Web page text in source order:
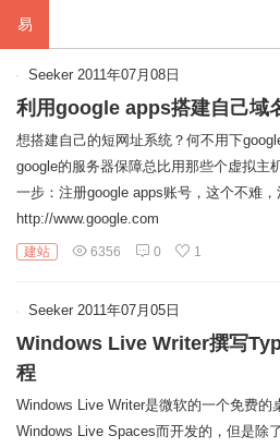
易
首
生
网
软
编
Seeker 2011年07月08日
利用google apps搭建自己域
想搭建自己的短网址系统？何不用下
google的服务器保障总比用那些个虚拟主
一步：注册google apps账号，这个不难，
http://www.google.com
建站 6356 0 1
Seeker 2011年07月05日
Windows Live Writer撰写
程
Windows Live Writer是微软的一个免费的
Windows Live Spaces而开发的，但是除